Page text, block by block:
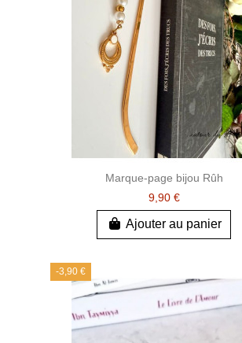
Marque-page bijou Rûh
9,90 €
Ajouter au panier
-3,90 €